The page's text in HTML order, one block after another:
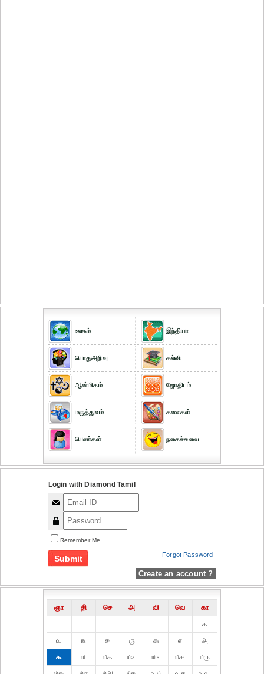
உலகம்
பொதுஅறிவு
ஆன்மிகம்
மருத்துவம்
பெண்கள்
இந்தியா
கல்வி
ஜோதிடம்
கலைகள்
நகைச்சுவை
Login with Diamond Tamil
Remember Me
Forgot Password
Create an account ?
ஞா தி் செ அ வி வெ
கா
௧
௨
௩ ௪ ௫ ௬ ௭
௮
௯
௰ ௰௧ ௰௨ ௰௩ ௰௪
௰௫